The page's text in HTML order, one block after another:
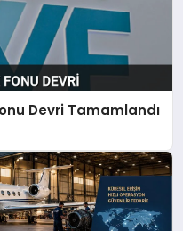
Devri Tamamlandı